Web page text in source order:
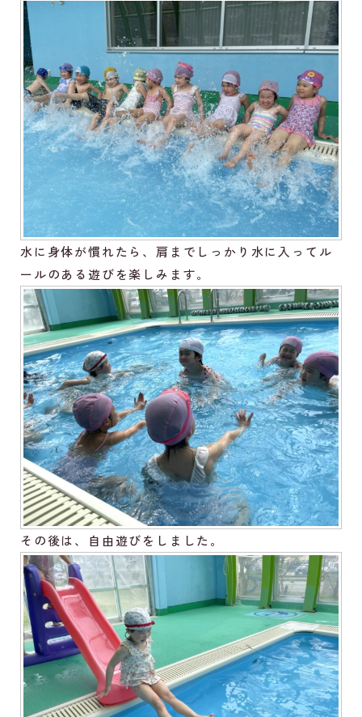
水に身体が慣れたら、肩までしっかり水に入ってル
ールのある遊びを楽しみます。
その後は、自由遊びをしました。